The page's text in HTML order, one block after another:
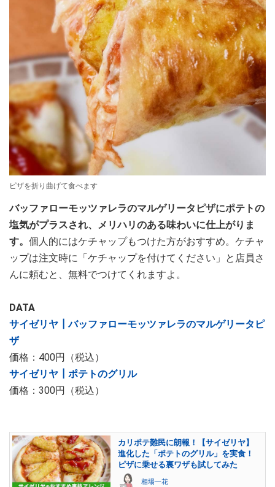
ピザを折り曲げて食べます
バッファローモッツァレラのマルゲリータピザにポテトの
塩気がプラスされ、メリハリのある味わいに仕上がりま
す。 個人的にはケチャップもつけた方がおすすめ。ケチャ
ップは注文時に「ケチャップを付けてください」と店員さ
んに頼むと、無料でつけてくれますよ。
DATA
サイゼリヤ┃バッファローモッツァレラのマルゲリータピ
ザ
価格：400円（税込）
サイゼリヤ┃ポテトのグリル
価格：300円（税込）
カリポテ難民に朗報！【サイゼリヤ】
進化した「ポテトのグリル」を実食！
ピザに乗せる裏ワザも試してみた
相場一花